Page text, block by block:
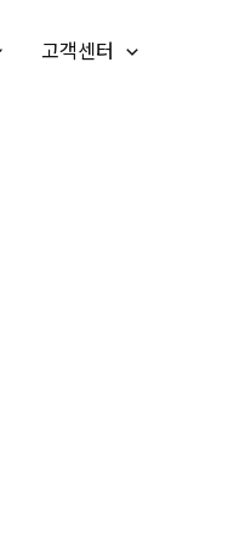
고객센터